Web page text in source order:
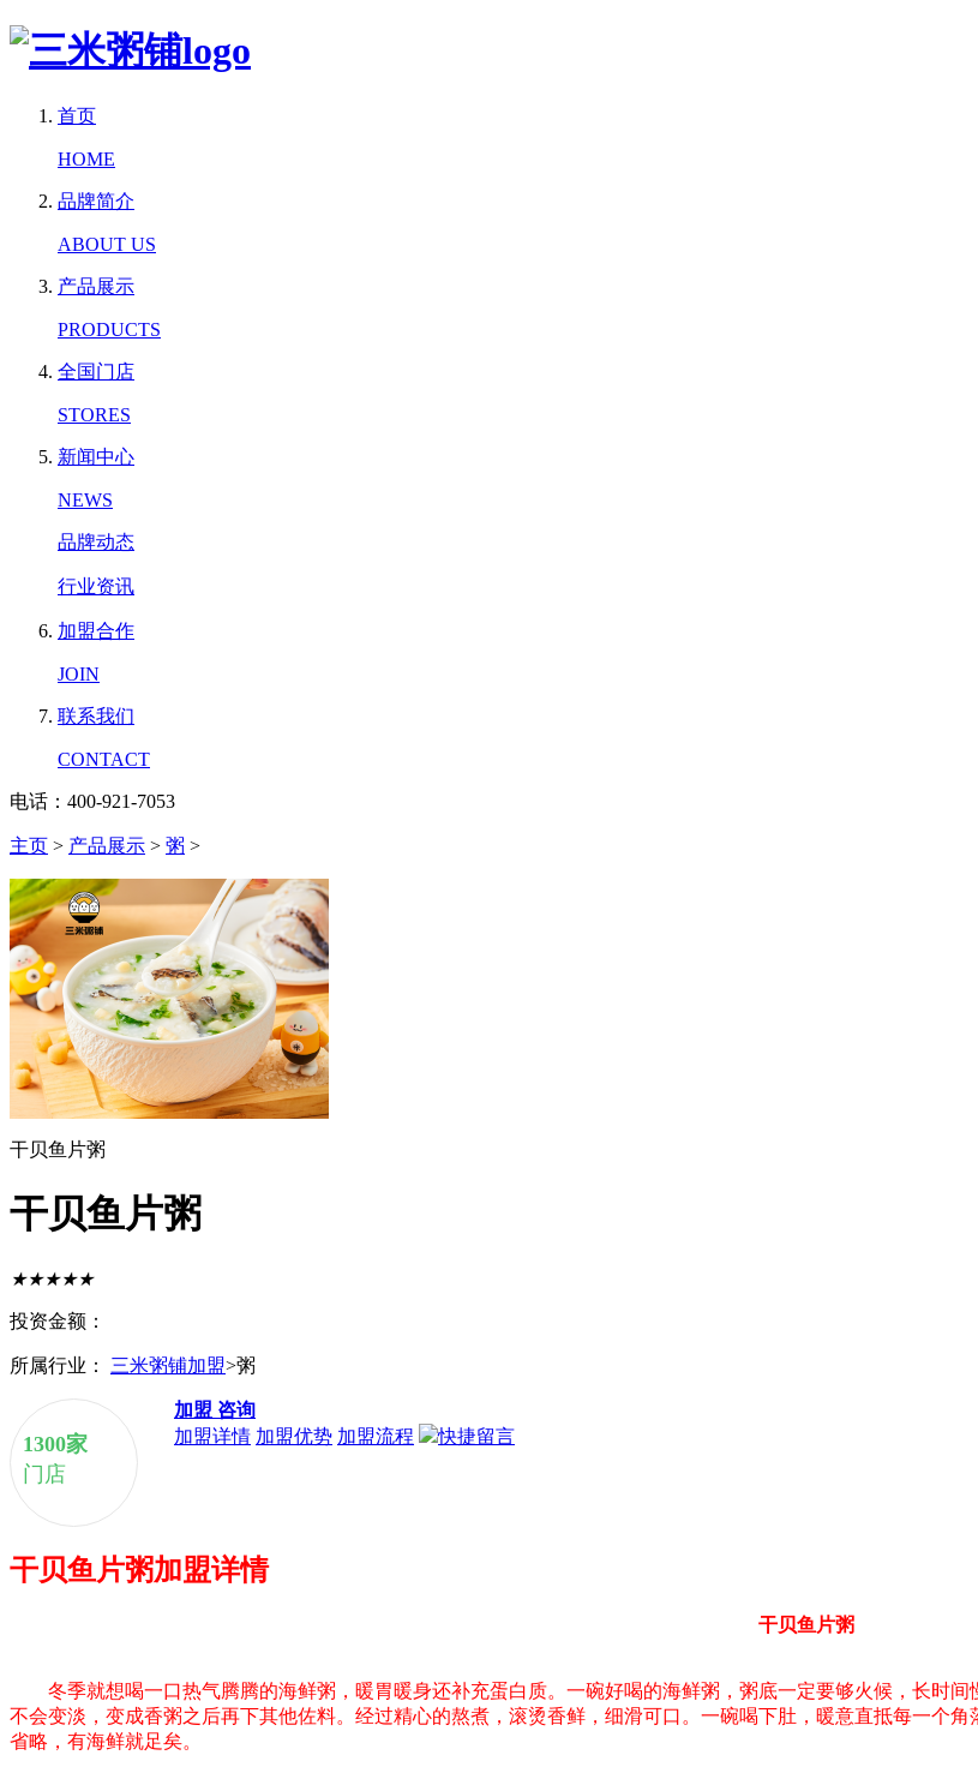
首页
HOME
品牌简介
ABOUT US
产品展示
PRODUCTS
全国门店
STORES
新闻中心
NEWS
品牌动态
行业资讯
加盟合作
JOIN
联系我们
CONTACT
电话：400-921-7053
主页 > 产品展示 > 粥 >
干贝鱼片粥
干贝鱼片粥
★★★★★
投资金额：
所属行业： 三米粥铺加盟>粥
1300家
门店
加盟 咨询
加盟详情 加盟优势 加盟流程 快捷留言
干贝鱼片粥加盟详情
干贝鱼片粥
冬季就想喝一口热气腾腾的海鲜粥，暖胃暖身还补充蛋白质。一碗好喝的海鲜粥，粥底一定要够火候，长时间
不会变淡，变成香粥之后再下其他佐料。经过精心的熬煮，滚烫香鲜，细滑可口。一碗喝下肚，暖意直抵每一个
省略，有海鲜就足矣。